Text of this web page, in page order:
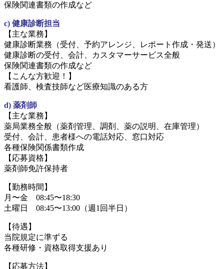
保険関連書類の作成など
c) 健康診断担当
【主な業務】
健康診断業務（受付、予約アレンジ、レポート作成・発送）
健康診断の受付、会計、カスタマーサービス全般
保険関連書類の作成など
【こんな方歓迎！】
看護師、検査技師など医療知識のある方
d) 薬剤師
【主な業務】
薬局業務全般（薬剤管理、調剤、薬の説明、在庫管理）
受付、会計、患者様への電話対応、窓口対応
各種保険関係書類作成
【応募資格】
薬剤師免許保持者
【勤務時間】
月〜金 08:45〜18:30
土曜日 08:45〜13:00（週1回半日）
【待遇】
当院規定に準ずる
各種研修・資格取得支援あり
【応募方法】